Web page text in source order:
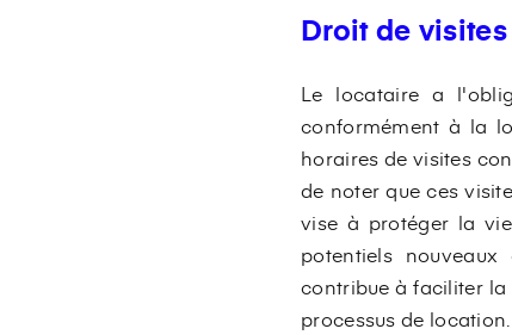
Droit de
Le locataire a
conformément à la
horaires de visites
de noter que ces
vise à protéger la
potentiels
contribue à faciliter
processus de location.